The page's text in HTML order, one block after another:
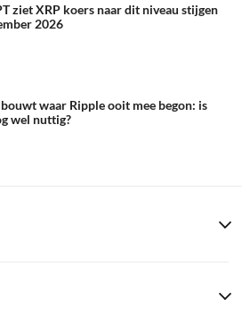
ziet XRP koers naar dit niveau stijgen
2026
waar Ripple ooit mee begon: is
wel nuttig?